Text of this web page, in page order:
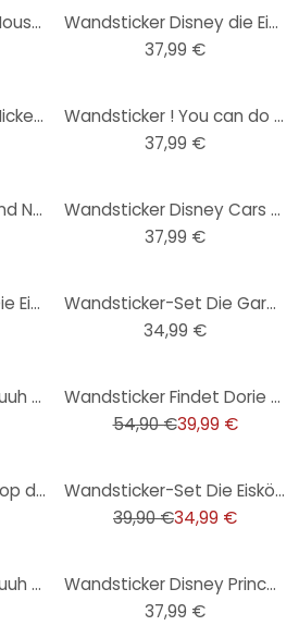
Wandsticker Mickey Mouse and Friends
Wandsticker Disney die Eiskönigin - Olaf tanzt
37,99 €
Wandsticker Disney Mickey Mouse - Maxi Sticker
Wandsticker ! You can do it - 50x70 cm
37,99 €
Wandsticker Simba and Nala
Wandsticker Disney Cars Rennstrecke
37,99 €
Wandsticker Disney Die Eiskönigin - Anna & Elsa 15-teilig
Wandsticker-Set Die Garde der Löwen - Kion und seine Freunde 30 tlg.
34,99 €
Wandsticker Winnie Puuh Nature Lovers
Wandsticker Findet Dorie Maxi
54,90 €39,99 €
Wandsticker Never stop dreaming - 50x70 cm
Wandsticker-Set Die Eiskönigin 2 - Elsa in wasserfarben
39,90 €34,99 €
Wandsticker Winnie Puuh - Live to be 100
Wandsticker Disney Princess Dream - Cinderella
37,99 €